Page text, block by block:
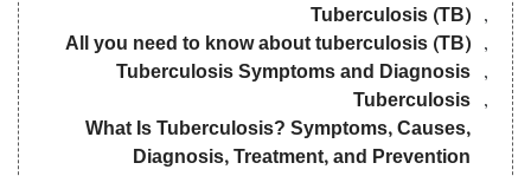
Tuberculosis (TB)
All you need to know about tuberculosis (TB)
Tuberculosis Symptoms and Diagnosis
Tuberculosis
What Is Tuberculosis? Symptoms, Causes,
Diagnosis, Treatment, and Prevention